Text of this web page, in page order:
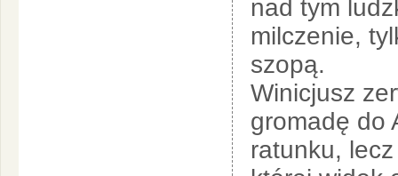
nad tym
milczenie,
szopą.
Winicjusz
gromadę do
ratunku,